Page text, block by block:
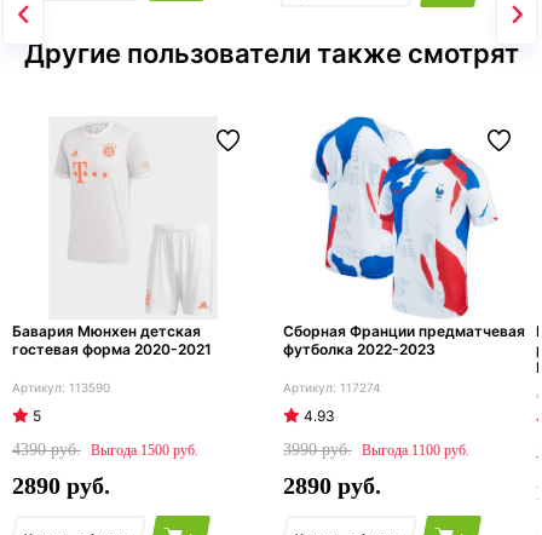
Другие пользователи также смотрят
Бавария Мюнхен детская
гостевая форма 2020-2021
113590
5
4390
1500
2890
Сборная Франции предматчевая
футболка 2022-2023
117274
4.93
3990
1100
2890